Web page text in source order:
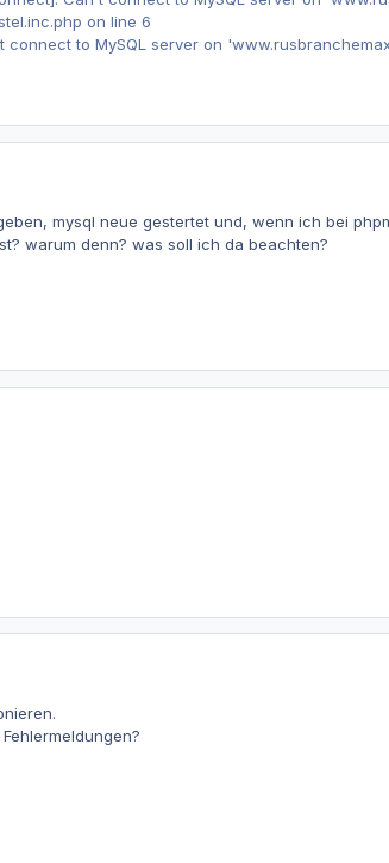
on line 6
to MySQL server on
mysql neue gestertet und, wenn ich bei
warum denn? was soll ich da beachten?